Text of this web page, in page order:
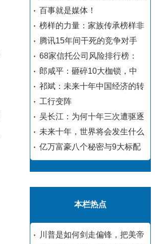
百事就是媒体！
榜样的力量：家族传承榜样非
腾讯15年间干死的竞争对手
68家信托公司风险排行榜：
郎咸平：砸碎10大枷锁，中
祁斌：未来十年中国经济的转
工行变阵
吴长江：为何十年三次遭驱逐
未来十年，世界将会发生什么
亿万富豪八个秘密与9大标配
本栏热点
川普是如何剑走偏锋，把美帝